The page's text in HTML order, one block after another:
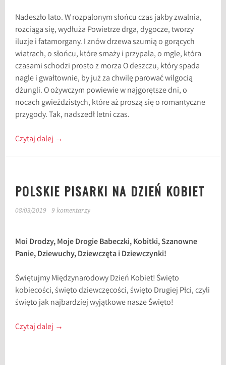
Nadeszło lato. W rozpalonym słońcu czas jakby zwalnia,
rozciąga się, wydłuża Powietrze drga, dygocze, tworzy
iluzje i fatamorgany. I znów drzewa szumią o gorących
wiatrach, o słońcu, które smaży i przypala, o mgle, która
czasami schodzi prosto z morza O deszczu, który spada
nagle i gwałtownie, by już za chwilę parować wilgocią
dżungli. O ożywczym powiewie w najgorętsze dni, o
nocach gwieździstych, które aż proszą się o romantyczne
przygody. Tak, nadszedł letni czas.
Czytaj dalej →
POLSKIE PISARKI NA DZIEŃ KOBIET
08/03/2019 9 komentarzy
Moi Drodzy, Moje Drogie Babeczki, Kobitki, Szanowne
Panie, Dziewuchy, Dziewczęta i Dziewczynki!
Świętujmy Międzynarodowy Dzień Kobiet! Święto
kobiecości, święto dziewczęcości, święto Drugiej Płci, czyli
święto jak najbardziej wyjątkowe nasze Święto!
Czytaj dalej →